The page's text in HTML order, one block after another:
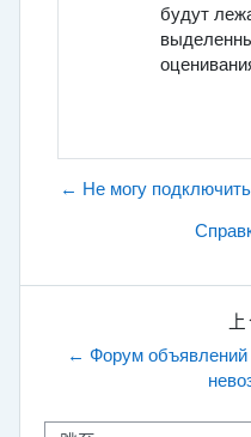
будут
← Не могу
← Форум объявлений